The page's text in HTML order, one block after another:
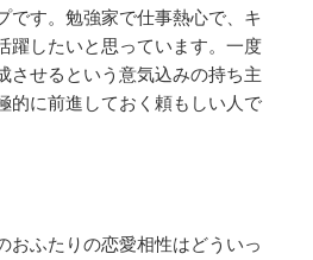
です。勉強家で仕事熱心で、キ
躍したいと思っています。一度
させるという意気込みの持ち主
的に前進しておく頼もしい人で
おふたりの恋愛相性はどういっ